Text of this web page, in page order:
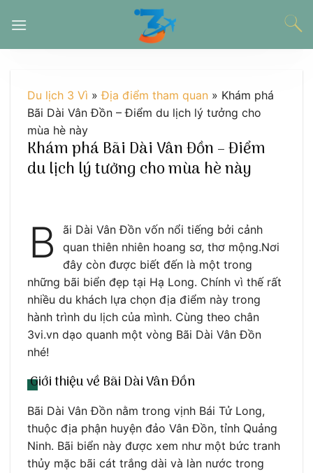
đến
Du lịch 3 Vì »Địa điểm tham quan » Khám phá
Bãi Dài Vân Đồn – Điểm du lịch lý tưởng cho
mùa hè này
Khám phá Bãi Dài Vân Đồn – Điểm
du lịch lý tưởng cho mùa hè này
B
ãi Dài Vân Đồn vốn nổi tiếng bởi cảnh
quan thiên nhiên hoang sơ, thơ mộng.Nơi
đây còn được biết đến là một trong
những bãi biển đẹp tại Hạ Long. Chính vì thế rất
nhiều du khách lựa chọn địa điểm này trong
hành trình du lịch của mình. Cùng theo chân
3vi.vn dạo quanh một vòng Bãi Dài Vân Đồn
nhé!
Giới thiệu về Bãi Dài Vân Đồn
Bãi Dài Vân Đồn nằm trong vịnh Bái Tử Long,
thuộc địa phận huyện đảo Vân Đồn, tỉnh Quảng
Ninh. Bãi biển này được xem như một bức tranh
thủy mặc bãi cát trắng dài và làn nước trong